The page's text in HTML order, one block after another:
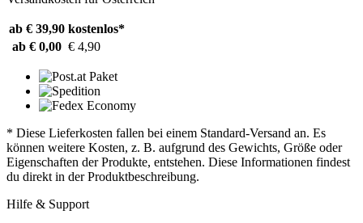
ab € 39,90 kostenlos*
ab € 0,00 € 4,90
* Diese Lieferkosten fallen bei einem Standard-Versand an. Es
können weitere Kosten, z. B. aufgrund des Gewichts, Größe oder
Eigenschaften der Produkte, entstehen. Diese Informationen findest
du direkt in der Produktbeschreibung.
Hilfe & Support